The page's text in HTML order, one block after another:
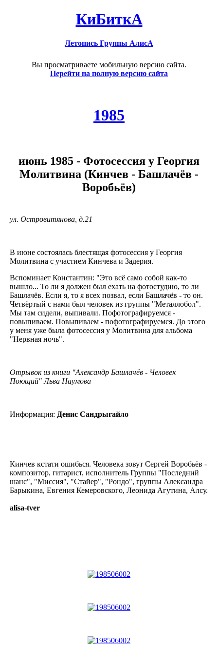
КиБиткА
Летопись Группы АлисА
Вы просматриваете мобильную версию сайта.
Перейти на полную версию сайта
1985
июнь 1985 - Фотосессия у Георгия
Молитвина (Кинчев - Башлачёв -
Воробьёв)
ул. Островитянова, д.21
В июне состоялась блестящая фотосессия у Георгия
Молитвина с участием Кинчева и Задерия.
Вспоминает Константин: "Это всё само собой как-то
вышло... То ли я должен был ехать на фотостудию, то ли
Башлачёв. Если я, то я всех позвал, если Башлачёв - то он.
Четвёртый с нами был человек из группы "Металлобол".
Мы там сидели, выпивали. Пофотографируемся -
повыпиваем. Повыпиваем - пофотографируемся. До этого
у меня уже была фотосессия у Молитвина для альбома
"Нервная ночь".
Отрывок из книги "Александр Башлачёв - Человек
Поющий" Льва Наумова
Информация: Денис Сандрыгайло
Кинчев кстати ошибься. Человека зовут Сергей Воробьёв -
композитор, гитарист, исполнитель Группы "Последний
шанс", "Миссия", "Стайер", "Рондо", группы Александра
Барыкина, Евгения Кемеровского, Леонида Агутина, Алсу.
alisa-tver